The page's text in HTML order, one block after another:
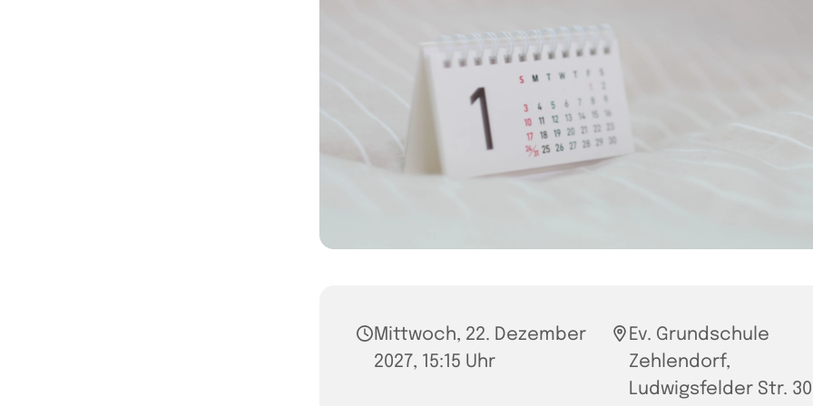
Mittwoch, 22. Dezember
2027, 15:15 Uhr
Ev. Grundschule
Zehlendorf,
Ludwigsfelder Str.